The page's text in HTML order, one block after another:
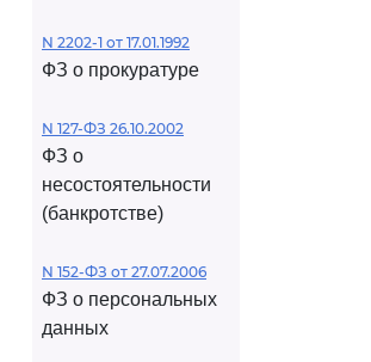
N 2202-1 от 17.01.1992
ФЗ о прокуратуре
N 127-ФЗ 26.10.2002
ФЗ о
несостоятельности
(банкротстве)
N 152-ФЗ от 27.07.2006
ФЗ о персональных
данных